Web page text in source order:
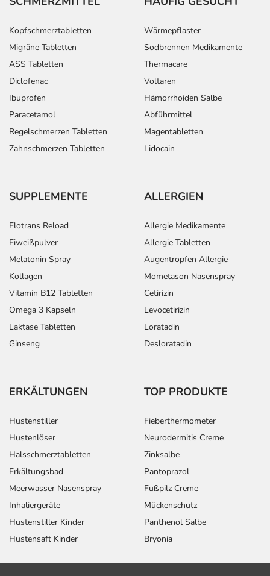
Kopfschmerztabletten
Migräne Tabletten
ASS Tabletten
Diclofenac
Ibuprofen
Paracetamol
Regelschmerzen Tabletten
Zahnschmerzen Tabletten
Wärmepflaster
Sodbrennen Medikamente
Thermacare
Voltaren
Hämorrhoiden Salbe
Abführmittel
Magentabletten
Lidocain
SUPPLEMENTE
Elotrans Reload
Eiweißpulver
Melatonin Spray
Kollagen
Vitamin B12 Tabletten
Omega 3 Kapseln
Laktase Tabletten
Ginseng
ALLERGIEN
Allergie Medikamente
Allergie Tabletten
Augentropfen Allergie
Mometason Nasenspray
Cetirizin
Levocetirizin
Loratadin
Desloratadin
ERKÄLTUNGEN
Hustenstiller
Hustenlöser
Halsschmerztabletten
Erkältungsbad
Meerwasser Nasenspray
Inhaliergeräte
Hustenstiller Kinder
Hustensaft Kinder
TOP PRODUKTE
Fieberthermometer
Neurodermitis Creme
Zinksalbe
Pantoprazol
Fußpilz Creme
Mückenschutz
Panthenol Salbe
Bryonia